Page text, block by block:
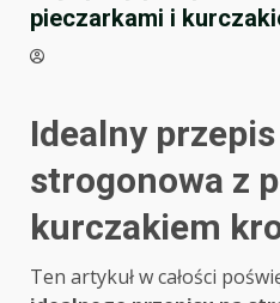
pieczarkami i
Idealny
strogonowa z
kurczakiem
Ten artykuł w całości